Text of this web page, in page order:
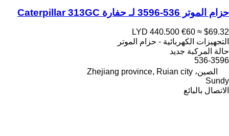
حزام الموتر 536-3596 لـ حفارة Caterpillar 313GC
LYD 440.500 €60 ≈ $69.32
التجهيزات الكهربائية - حزام الموتر
حالة المركبة جديد
536-3596
الصين، Zhejiang province, Ruian city
Sundy
الاتصال بالبائع